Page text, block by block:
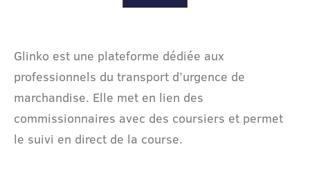
Glinko est une plateforme dédiée aux
professionnels du transport d’urgence de
marchandise. Elle met en lien des
commissionnaires avec des coursiers et permet
le suivi en direct de la course.